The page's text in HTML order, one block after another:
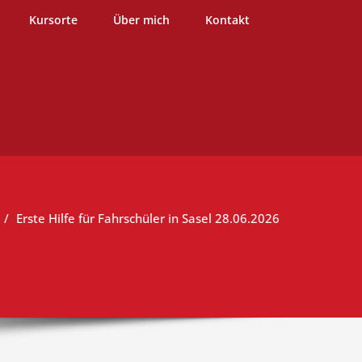
Kursorte Über mich Kontakt
Erste Hilfe für Fahrschüler in Sasel 28.06.2026